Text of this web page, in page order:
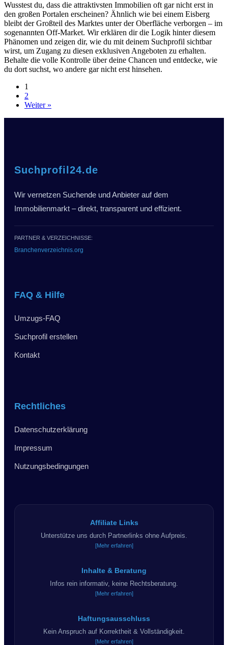
Wusstest du, dass die attraktivsten Immobilien oft gar nicht erst in
den großen Portalen erscheinen? Ähnlich wie bei einem Eisberg
bleibt der Großteil des Marktes unter der Oberfläche verborgen – im
sogenannten Off-Market. Wir erklären dir die Logik hinter diesem
Phänomen und zeigen dir, wie du mit deinem Suchprofil sichtbar
wirst, um Zugang zu diesen exklusiven Angeboten zu erhalten.
Behalte die volle Kontrolle über deine Chancen und entdecke, wie
du dort suchst, wo andere gar nicht erst hinsehen.
1
2
Weiter »
Suchprofil24.de
Wir vernetzen Suchende und Anbieter auf dem
Immobilienmarkt – direkt, transparent und effizient.
PARTNER & VERZEICHNISSE:
Branchenverzeichnis.org
FAQ & Hilfe
Umzugs-FAQ
Suchprofil erstellen
Kontakt
Rechtliches
Datenschutzerklärung
Impressum
Nutzungsbedingungen
Affiliate Links
Unterstütze uns durch Partnerlinks ohne Aufpreis.
[Mehr erfahren]
Inhalte & Beratung
Infos rein informativ, keine Rechtsberatung.
[Mehr erfahren]
Haftungsausschluss
Kein Anspruch auf Korrektheit & Vollständigkeit.
[Mehr erfahren]